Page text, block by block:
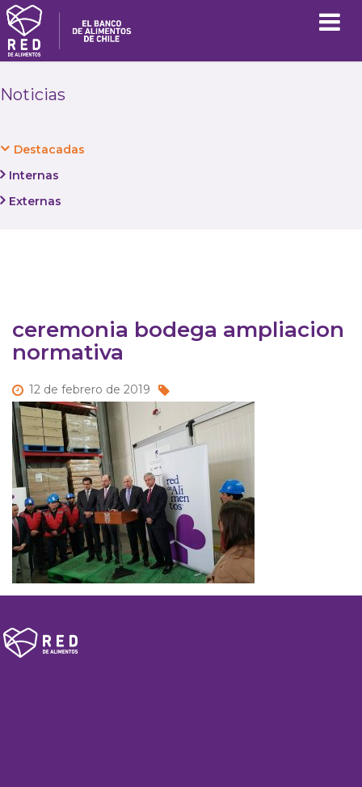
Noticias
Destacadas
Internas
Externas
ceremonia bodega ampliacion
normativa
12 de febrero de 2019